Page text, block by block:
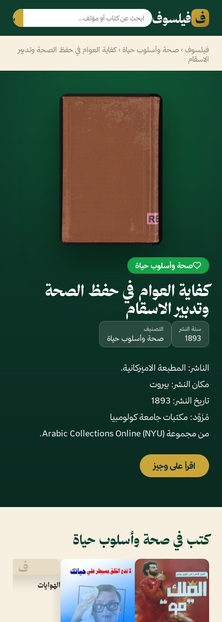
ف فيلسوف بحث
فيلسوف › صحة وأسلوب حياة › كفاية العوام في حفظ الصحة وتدبير
الاسقام
صحة وأسلوب حياة
كفاية العوام في حفظ الصحة
وتدبير الاسقام
سنة النشر
1893
التصنيف
صحة وأسلوب حياة
من مجموعة Arabic Collections Online (NYU).
اقرأ على وجيز
كتب في صحة وأسلوب حياة
ف
الهوايات